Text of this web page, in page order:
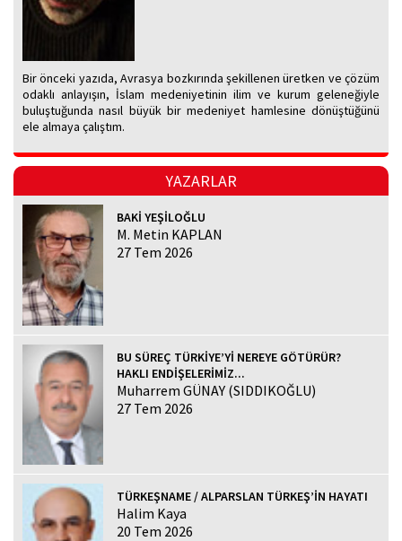
Bir önceki yazıda, Avrasya bozkırında şekillenen üretken ve çözüm
odaklı anlayışın, İslam medeniyetinin ilim ve kurum geleneğiyle
buluştuğunda nasıl büyük bir medeniyet hamlesine dönüştüğünü
ele almaya çalıştım.
YAZARLAR
BAKİ YEŞİLOĞLU
M. Metin KAPLAN
27 Tem 2026
BU SÜREÇ TÜRKİYE’Yİ NEREYE GÖTÜRÜR?
HAKLI ENDİŞELERİMİZ...
Muharrem GÜNAY (SIDDIKOĞLU)
27 Tem 2026
TÜRKEŞNAME / ALPARSLAN TÜRKEŞ’İN HAYATI
Halim Kaya
20 Tem 2026